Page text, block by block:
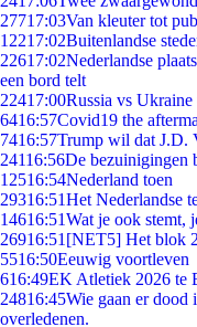
27717:03Van kleuter tot
12217:02Buitenlandse
22617:02Nederlandse
een bord telt
22417:00Russia vs Ukraine
6416:57Covid19 the
7416:57Trump wil dat J.D.
24116:56De bezuinigingen
12516:54Nederland toen
29316:51Het Nederlandse
14616:51Wat je ook stemt,
26916:51 [NET5] Het blok
5516:50Eeuwig voortleven
616:49EK Atletiek 2026 te
24816:45Wie gaan er dood
overledenen.